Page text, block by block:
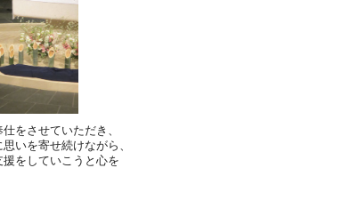
をさせていただき、
いを寄せ続けながら、
をしていこうと心を